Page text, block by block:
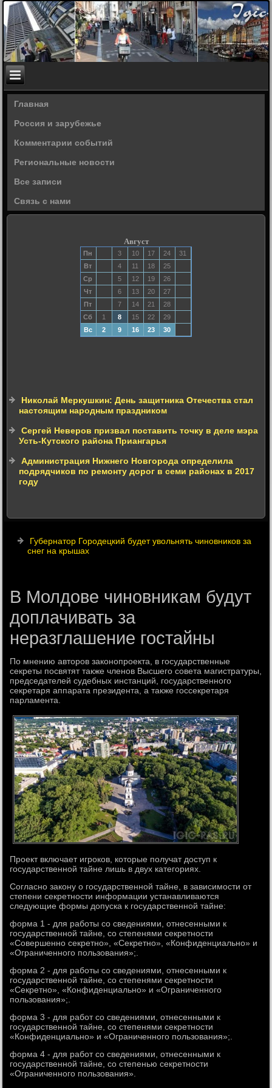
Главная
Россия и зарубежье
Комментарии событий
Региональные новости
Все записи
Связь с нами
Август
Пн 3 10 17 24
31
Вт
4 11 18
25
Ср
5 12 19
26
Чт
6 13 20
27
Пт
7 14 21
28
Сб
1 8 15 22
29
Вс
2 9 16 23 30
Николай Меркушкин: День защитника Отечества стал
настоящим народным праздником
Сергей Неверов призвал поставить точку в деле мэра
Усть-Кутского района Приангарья
Администрация Нижнего Новгорода определила
подрядчиков по ремонту дорог в семи районах в 2017
году
Губернатор Городецкий будет увольнять чиновников за
снег на крышах
В Молдове чиновникам будут
доплачивать за
неразглашение гостайны
По мнению авторов законопроекта, в государственные
секреты посвятят также членов Высшего совета магистратуры,
председателей судебных инстанций, государственного
секретаря аппарата президента, а также госсекретаря
парламента.
Проект включает игроков, которые получат доступ к
государственной тайне лишь в двух категориях.
Согласно закону о государственной тайне, в зависимости от
степени секретности информации устанавливаются
следующие формы допуска к государственной тайне:
форма 1 - для работы со сведениями, отнесенными к
государственной тайне, со степенями секретности
«Совершенно секретно», «Секретно», «Конфиденциально» и
«Ограниченного пользования»;.
форма 2 - для работы со сведениями, отнесенными к
государственной тайне, со степенями секретности
«Секретно», «Конфиденциально» и «Ограниченного
пользования»;.
форма 3 - для работ со сведениями, отнесенными к
государственной тайне, со степенями секретности
«Конфиденциально» и «Ограниченного пользования»;.
форма 4 - для работ со сведениями, отнесенными к
государственной тайне, со степенью секретности
«Ограниченного пользования».